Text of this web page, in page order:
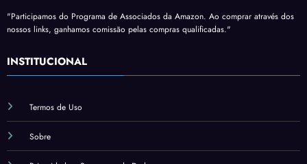
"Participamos do Programa de Associados da Amazon. Ao comprar através dos
nossos links, ganhamos comissão pelas compras qualificadas."
INSTITUCIONAL
Termos de Uso
Sobre